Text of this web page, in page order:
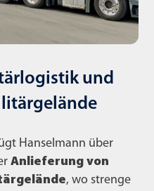
und
Hanselmann über
Anlieferung von
, wo strenge